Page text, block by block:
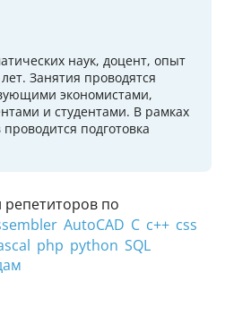
по
AutoCAD C c++ css
php python SQL
наук, доцент, опыт
Занятия проводятся
экономистами,
и студентами. В рамках
подготовка